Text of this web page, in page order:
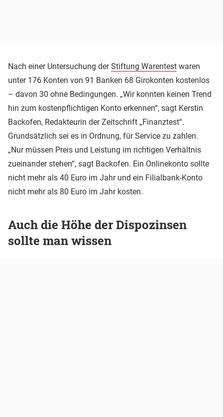
Nach einer Untersuchung derStiftung Warentest waren
unter 176 Konten von 91 Banken 68 Girokonten kostenlos
– davon 30 ohne Bedingungen. „Wir konnten keinen Trend
hin zum kostenpflichtigen Konto erkennen“, sagt Kerstin
Backofen, Redakteurin der Zeitschrift „Finanztest“.
Grundsätzlich sei es in Ordnung, für Service zu zahlen.
„Nur müssen Preis und Leistung im richtigen Verhältnis
zueinander stehen“, sagt Backofen. Ein Onlinekonto sollte
nicht mehr als 40 Euro im Jahr und ein Filialbank-Konto
nicht mehr als 80 Euro im Jahr kosten.
Auch die Höhe der Dispozinsen
sollte man wissen